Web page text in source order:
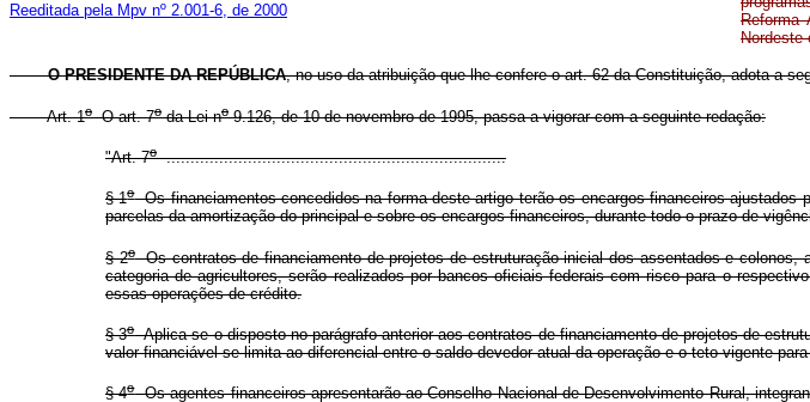
Reeditada pela Mpv nº 2.001-6, de 2000
Reforma
Nordeste
O PRESIDENTE DA REPÚBLICA, no uso da atribuição que lhe confere o art. 62 da Constituição, adota a
Art. 1oO art. 7oda Lei no9.126, de 10 de novembro de 1995, passa a vigorar com a seguinte redação:
"Art. 7o.......................................................................
§ 1oOs financiamentos concedidos na forma deste artigo terão os encargos financeiros
parcelas da amortização do principal e sobre os encargos financeiros, durante todo o prazo de
§ 2oOs contratos de financiamento de projetos de estruturação inicial dos assentados e colonos,
categoria de agricultores, serão realizados por bancos oficiais federais com risco para o
essas operações de crédito.
§ 3oAplica-se o disposto no parágrafo anterior aos contratos de financiamento de projetos de
valor financiável se limita ao diferencial entre o saldo devedor atual da operação e o teto vigente
§ 4oOs agentes financeiros apresentarão ao Conselho Nacional de Desenvolvimento Rural,